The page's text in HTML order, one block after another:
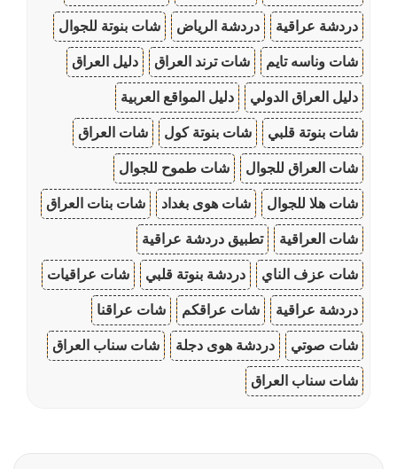
دردشة عراقية دردشة الرياض شات بنوتة للجوال
شات وناسه تايم شات ترند العراق دليل العراق
دليل العراق الدولي دليل المواقع العربية
شات بنوتة قلبي شات بنوتة كول شات العراق
شات العراق للجوال شات طموح للجوال
شات هلا للجوال شات هوى بغداد شات بنات العراق
شات العراقية تطبيق دردشة عراقية
شات عزف الناي دردشة بنوتة قلبي شات عراقيات
دردشة عراقية شات عراقكم شات عراقنا
شات صوتي دردشة هوى دجلة شات سناب العراق
شات سناب العراق